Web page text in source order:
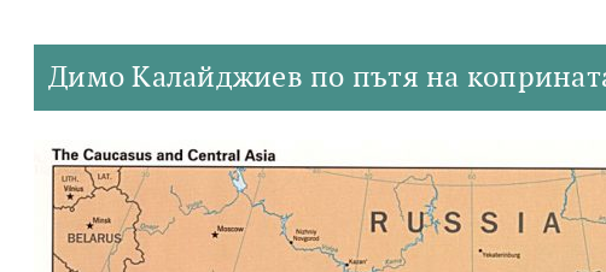
Димо Калайджиев по пътя на